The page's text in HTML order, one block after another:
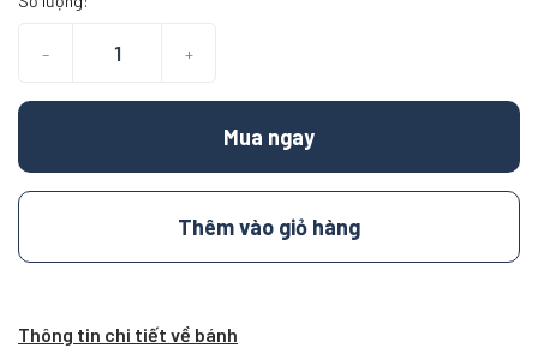
– +
Mua ngay
Thêm vào giỏ hàng
Thông tin chi tiết về bánh